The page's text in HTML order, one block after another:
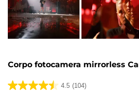
Corpo fotocamera mirrorless
4.5 (104)
4.5